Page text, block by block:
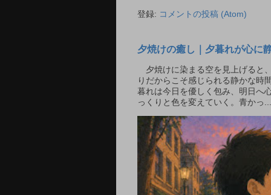
登録: コメントの投稿 (Atom)
夕焼けの癒し｜夕暮れが心に
夕焼けに染まる空を見上げると
りだからこそ感じられる静かな時
暮れは今日を優しく包み、明日
っくりと色を変えていく。青かっ...